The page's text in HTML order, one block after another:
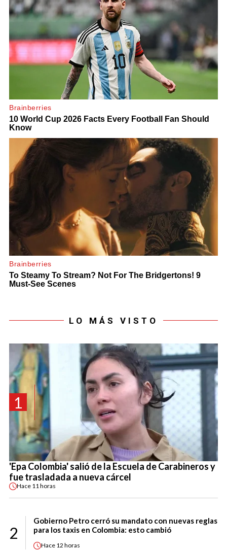
LO MÁS VISTO
1
'Epa Colombia' salió de la Escuela de Carabineros y
fue trasladada a nueva cárcel
Hace 11 horas
2
Gobierno Petro cerró su mandato con nuevas reglas
para los taxis en Colombia: esto cambió
Hace 12 horas